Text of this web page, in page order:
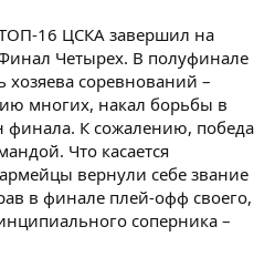
16 ЦСКА завершил на
Четырех. В полуфинале
соревнований –
многих, накал борьбы в
финала. К сожалению, победа
Что касается
вернули себе звание
в финале плей-офф своего,
соперника –